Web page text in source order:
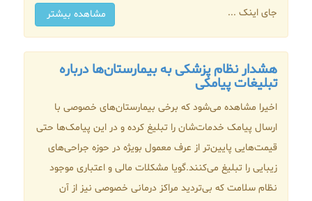
جای اینک ...
مشاهده بیشتر
هشدار نظام پزشکی به بیمارستان‌ها درباره
تبلیغات پیامکی
اخیرا مشاهده می‌شود که برخی بیمارستان‌های خصوصی با
ارسال پیامک خدمات‌شان را تبلیغ کرده و در این پیامک‌ها حتی
قیمت‌هایی پایین‌تر از عرف معمول بویژه در حوزه جراحی‌های
زیبایی را تبلیغ می‌کنند.گویا مشکلات مالی و اعتباری موجود
نظام سلامت که بی‌تردید مراکز درمانی خصوصی نیز از آن